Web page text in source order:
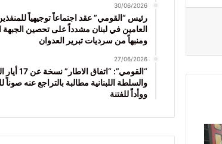
30/06/2026
رئيس “القومي” عقد اجتماعاً توجيهياً
العامين في لبنان مشدداً على تحصين الجبهة
ومنبهاً من سرديات تبرير العدوان
27/06/2026
“القومي”: “اتفاق
والسلطة اللبنانية مطالبة بالتراجع عنه صوناً
ووأداً للفتنة